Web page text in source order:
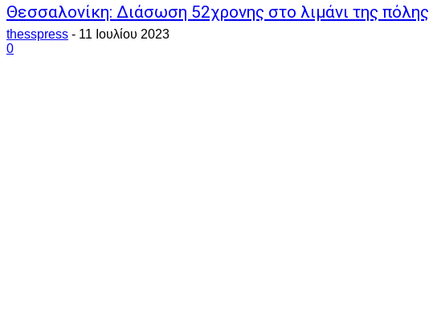
Θεσσαλονίκη: Διάσωση 52χρονης στο λιμάνι της πόλης
thesspress - 11 Ιουλίου 2023
0